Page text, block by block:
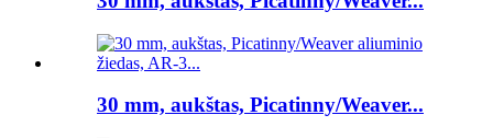
30 mm, aukštas, Picatinny/Weaver...